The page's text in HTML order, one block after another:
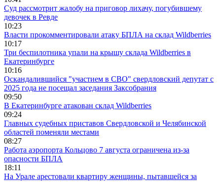
Суд рассмотрит жалобу на приговор лихачу, погубившему
девочек в Ревде
10:23
Власти прокомментировали атаку БПЛА на склад Wildberries
10:17
Три беспилотника упали на крышу склада Wildberries в
Екатеринбурге
10:16
Оскандалившийся "участием в СВО" свердловский депутат с
2025 года не посещал заседания Заксобрания
09:50
В Екатеринбурге атакован склад Wildberries
09:24
Главных судебных приставов Свердловской и Челябинской
областей поменяли местами
08:27
Работа аэропорта Кольцово 7 августа ограничена из-за
опасности БПЛА
18:11
На Урале арестовали квартиру женщины, пытавшейся за